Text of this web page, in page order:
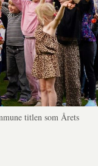
titlen som Årets